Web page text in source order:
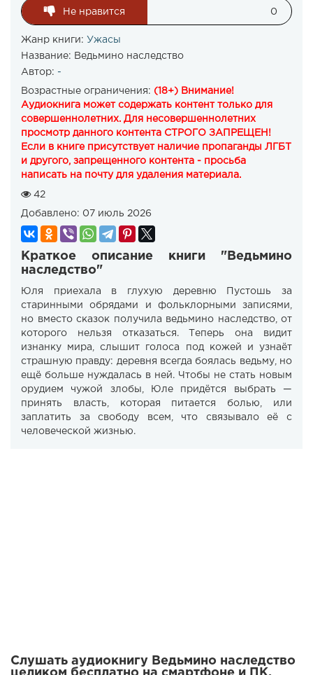
Не нравится 0
Жанр книги: Ужасы
Название: Ведьмино наследство
Автор: -
Возрастные ограничения: (18+) Внимание!
Аудиокнига может содержать контент только для
совершеннолетних. Для несовершеннолетних
просмотр данного контента СТРОГО ЗАПРЕЩЕН!
Если в книге присутствует наличие пропаганды ЛГБТ
и другого, запрещенного контента - просьба
написать на почту для удаления материала.
42
Добавлено: 07 июль 2026
Краткое описание книги "Ведьмино
наследство"
Юля приехала в глухую деревню Пустошь за
старинными обрядами и фольклорными записями,
но вместо сказок получила ведьмино наследство, от
которого нельзя отказаться. Теперь она видит
изнанку мира, слышит голоса под кожей и узнаёт
страшную правду: деревня всегда боялась ведьму, но
ещё больше нуждалась в ней. Чтобы не стать новым
орудием чужой злобы, Юле придётся выбрать —
принять власть, которая питается болью, или
заплатить за свободу всем, что связывало её с
человеческой жизнью.
Слушать аудиокнигу Ведьмино наследство